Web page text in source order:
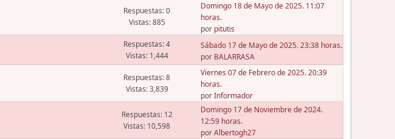
Respuestas: 0
Vistas: 885
Domingo 18 de Mayo de 2025. 11:07
horas.
por pitutis
Respuestas: 4
Vistas: 1,444
Sábado 17 de Mayo de 2025. 23:38 horas.
por BALARRASA
Respuestas: 8
Vistas: 3,839
Viernes 07 de Febrero de 2025. 20:39
horas.
porInformador
Respuestas: 12
Vistas: 10,598
Domingo 17 de Noviembre de 2024.
12:59 horas.
porAlbertogh27